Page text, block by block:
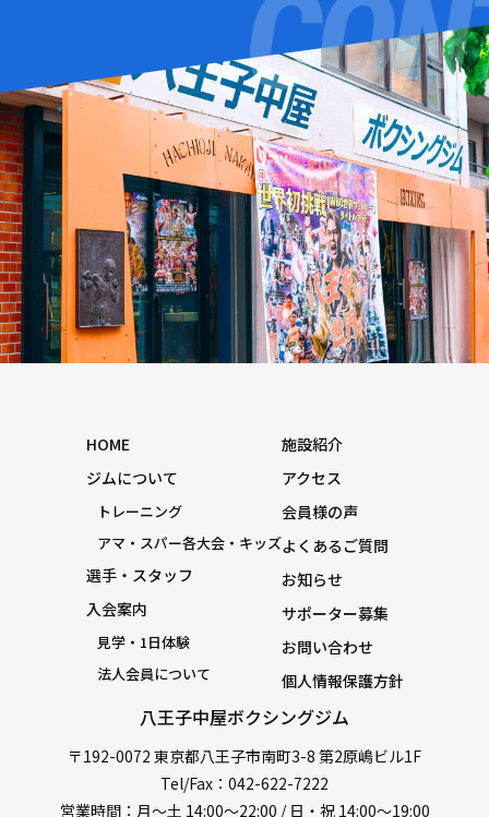
八王子中屋ボクシングジム
〒192-0072 東京都八王子市南町3-8 第2原嶋ビル1F
Tel/Fax：042-622-7222
営業時間：月〜土 14:00〜22:00 / 日・祝 14:00〜19:00
HOME
ジムについて
トレーニング
アマ・スパー各大会・キッズ
選手・スタッフ
入会案内
見学・1日体験
法人会員について
施設紹介
アクセス
会員様の声
よくあるご質問
お知らせ
サポーター募集
お問い合わせ
個人情報保護方針